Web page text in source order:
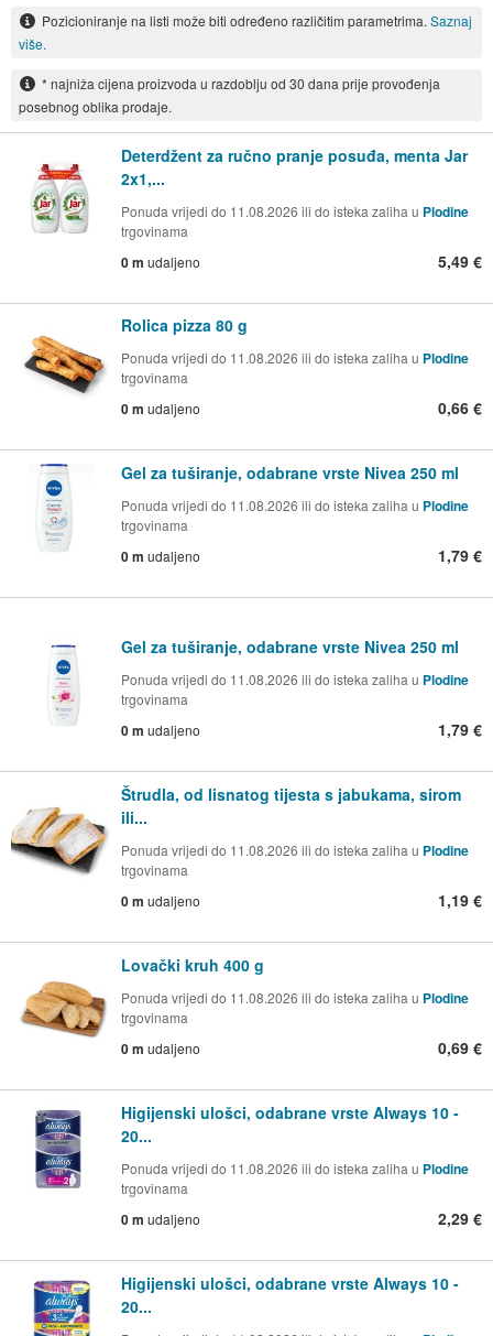
Pozicioniranje na listi može biti određeno različitim parametrima. Saznaj
više.
* najniža cijena proizvoda u razdoblju od 30 dana prije provođenja
posebnog oblika prodaje.
Deterdžent za ručno pranje posuđa, menta Jar
2x1,...
Ponuda vrijedi do 11.08.2026 ili do isteka zaliha u Plodine
trgovinama
0 m udaljeno 5,49 €
Rolica pizza 80 g
Ponuda vrijedi do 11.08.2026 ili do isteka zaliha u Plodine
trgovinama
0 m udaljeno 0,66 €
Gel za tuširanje, odabrane vrste Nivea 250 ml
Ponuda vrijedi do 11.08.2026 ili do isteka zaliha u Plodine
trgovinama
0 m udaljeno 1,79 €
Gel za tuširanje, odabrane vrste Nivea 250 ml
Ponuda vrijedi do 11.08.2026 ili do isteka zaliha u Plodine
trgovinama
0 m udaljeno 1,79 €
Štrudla, od lisnatog tijesta s jabukama, sirom
ili...
Ponuda vrijedi do 11.08.2026 ili do isteka zaliha u Plodine
trgovinama
0 m udaljeno 1,19 €
Lovački kruh 400 g
Ponuda vrijedi do 11.08.2026 ili do isteka zaliha u Plodine
trgovinama
0 m udaljeno 0,69 €
Higijenski ulošci, odabrane vrste Always 10 -
20...
Ponuda vrijedi do 11.08.2026 ili do isteka zaliha u Plodine
trgovinama
0 m udaljeno 2,29 €
Higijenski ulošci, odabrane vrste Always 10 -
20...